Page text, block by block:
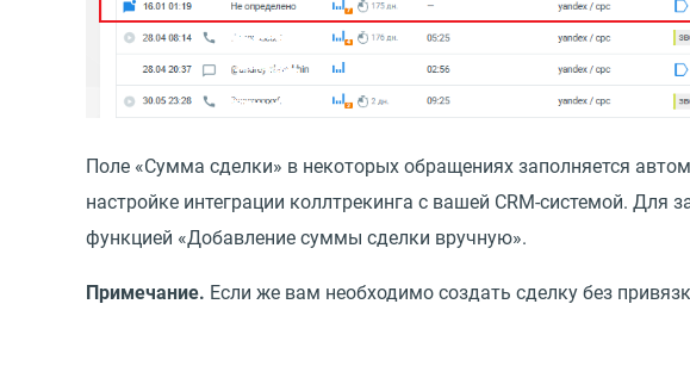
Поле «Сумма сделки» в некоторых обращениях заполняется
настройке интеграции коллтрекинга с вашей CRM-системой. Для
функцией «Добавление суммы сделки вручную».
Примечание. Если же вам необходимо создать сделку без